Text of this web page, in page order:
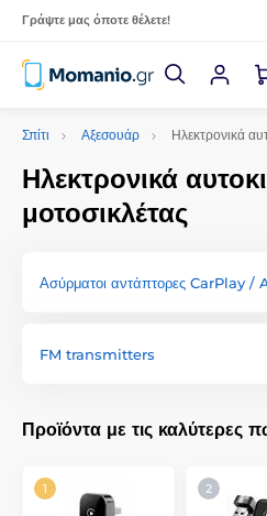
Γράψτε μας όποτε θέλετε!
Σπίτι Αξεσουάρ Ηλεκτρονικά
Ηλεκτρονικά
μοτοσικλέτας
Ασύρματοι αντάπτορες CarPlay
FM transmitters
Προϊόντα με τις καλύτερες